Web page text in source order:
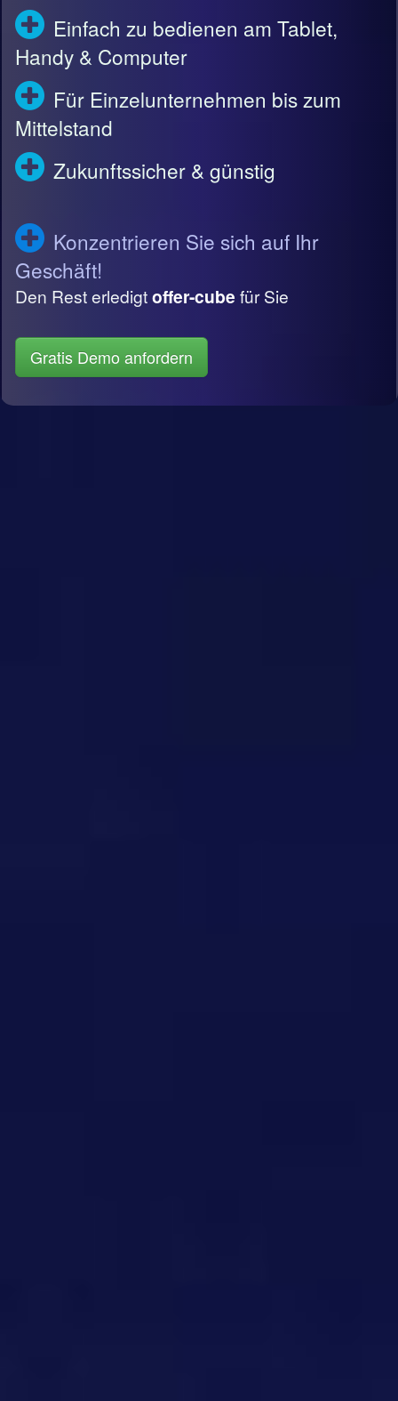
Einfach zu bedienen am Tablet,
Handy & Computer
Für Einzelunternehmen bis zum
Mittelstand
Zukunftssicher & günstig
Konzentrieren Sie sich auf Ihr
Geschäft!
Den Rest erledigtoffer-cube für Sie
Gratis Demo anfordern